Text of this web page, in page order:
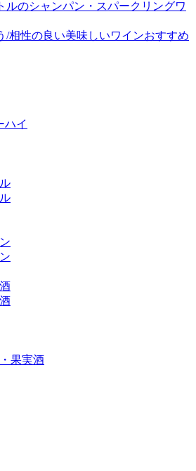
ルのシャンパン・スパークリングワ
/相性の良い美味しいワインおすすめ
ハイ
果実酒